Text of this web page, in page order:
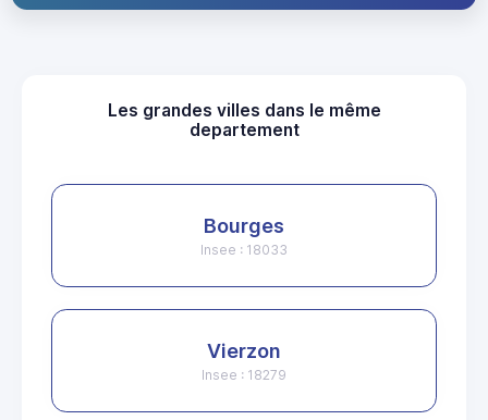
Les grandes villes dans le même
departement
Bourges
Insee : 18033
Vierzon
Insee : 18279